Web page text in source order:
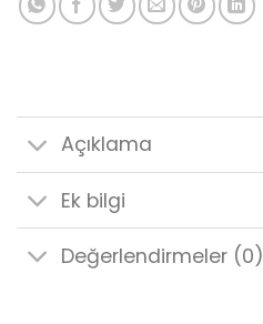
Açıklama
Ek bilgi
Değerlendirmeler (0)